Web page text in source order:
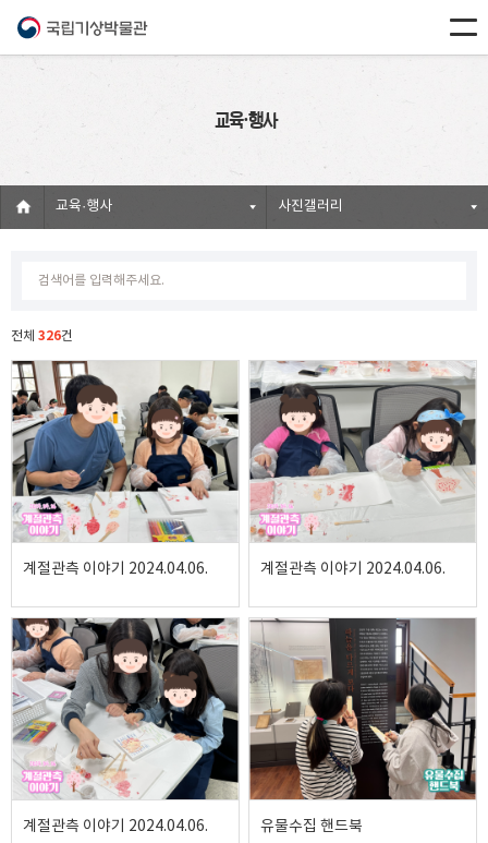
교육·행사
교육·행사 사진갤러리
전체 326건
계절관측 이야기 2024.04.06. 계절관측 이야기 2024.04.06.
계절관측 이야기 2024.04.06. 유물수집 핸드북